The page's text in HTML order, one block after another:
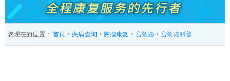
您现在的位置： 首页 >疾病查询 > 肿瘤康复 > 宫颈癌 >宫颈癌科普